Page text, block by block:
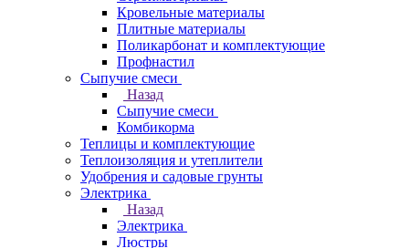
Кровельные материалы
Плитные материалы
Поликарбонат и комплектующие
Профнастил
Сыпучие смеси
Назад
Сыпучие смеси
Комбикорма
Теплицы и комплектующие
Теплоизоляция и утеплители
Удобрения и садовые грунты
Электрика
Назад
Электрика
Люстры